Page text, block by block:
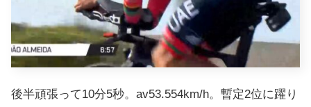
後半頑張って10分5秒。av53.554km/h。暫定2位に躍り